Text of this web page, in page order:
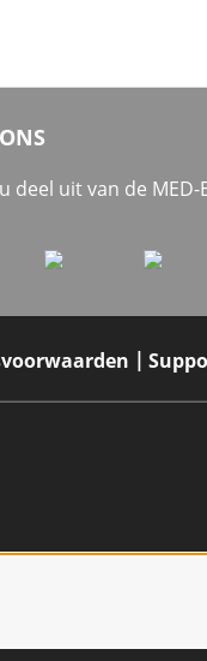
deel uit van de MED-